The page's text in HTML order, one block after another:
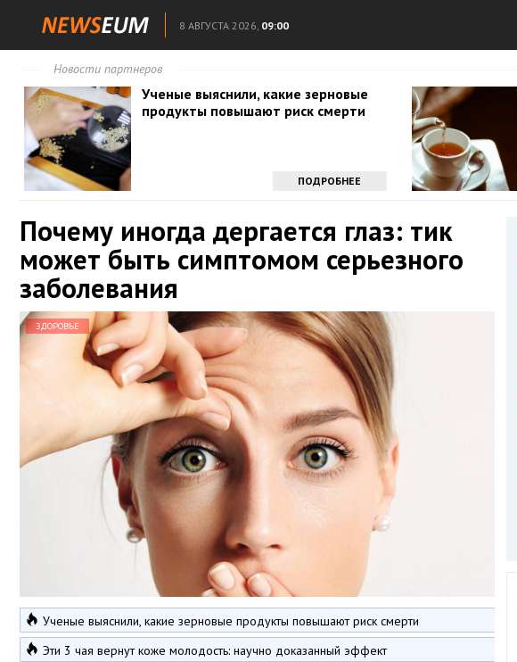
8 АВГУСТА 2026, 09:00
Новости партнеров
Ученые выяснили, какие зерновые
продукты повышают риск смерти
ПОДРОБНЕЕ
Почему иногда дергается глаз: тик
может быть симптомом серьезного
заболевания
ЗДОРОВЬЕ
Ученые выяснили, какие зерновые продукты повышают риск смерти
Эти 3 чая вернут коже молодость: научно доказанный эффект